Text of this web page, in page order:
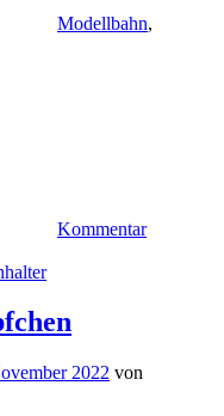
Modellbahn,
Kommentar
2022 von